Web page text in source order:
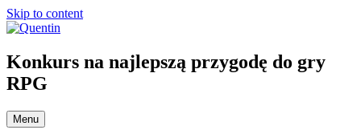
Skip to content
Konkurs na najlepszą przygodę do gry
RPG
Menu